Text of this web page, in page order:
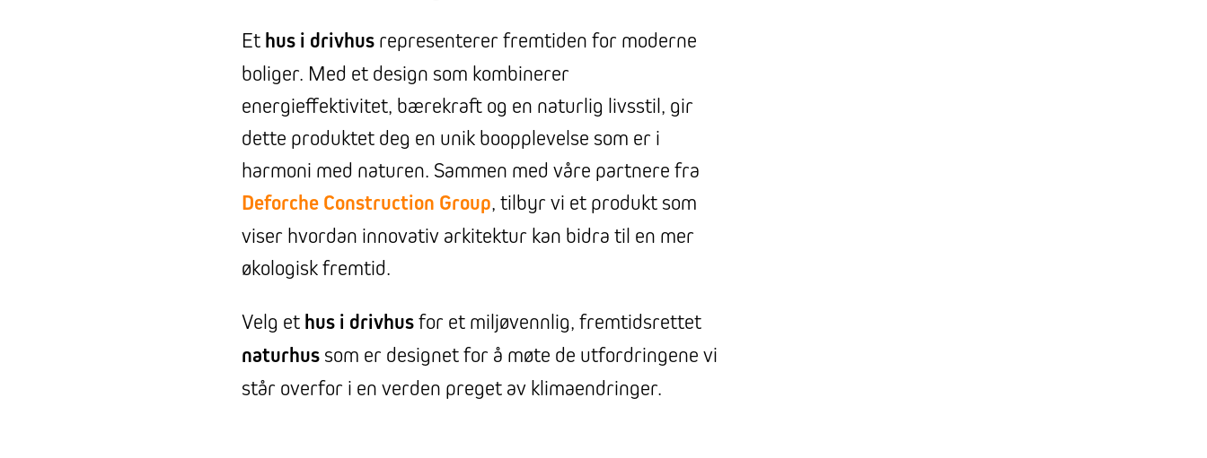
Et hus i drivhusrepresenterer fremtiden for moderne
boliger. Med et design som kombinerer
energieffektivitet, bærekraft og en naturlig livsstil, gir
dette produktet deg en unik boopplevelse som er i
harmoni med naturen. Sammen med våre partnere fra
Deforche Construction Group , tilbyr vi et produkt som
viser hvordan innovativ arkitektur kan bidra til en mer
økologisk fremtid.
Velg et hus i drivhusfor et miljøvennlig, fremtidsrettet
naturhussom er designet for å møte de utfordringene vi
står overfor i en verden preget av klimaendringer.